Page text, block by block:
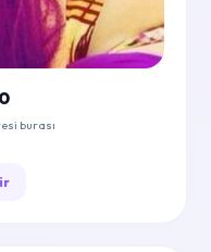
burası